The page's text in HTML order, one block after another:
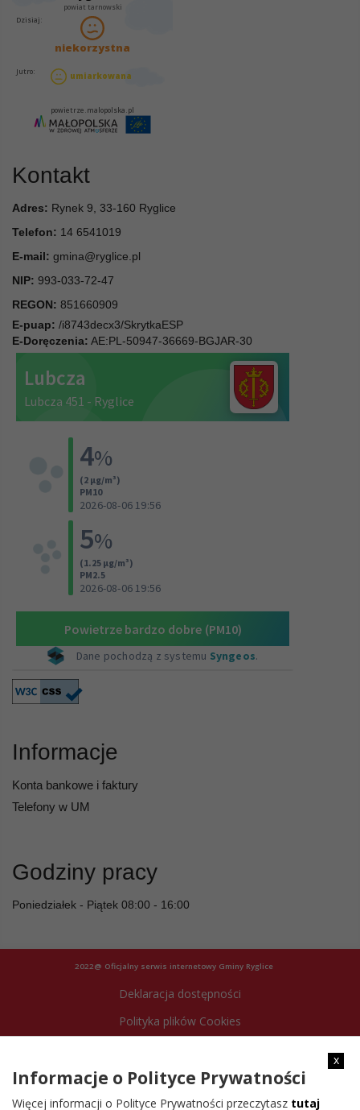
Kontakt
Adres: Rynek 9, 33-160 Ryglice
Telefon: 14 6541019
E-mail: gmina@ryglice.pl
NIP: 993-033-72-47
REGON: 851660909
E-puap: /i8743decx3/SkrytkaESP
E-Doręczenia: AE:PL-50947-36669-BGJAR-30
Informacje
Konta bankowe i faktury
Telefony w UM
Godziny pracy
Poniedziałek - Piątek 08:00 - 16:00
2022@ Oficjalny serwis internetowy Gminy Ryglice
Deklaracja dostępności
Polityka plików Cookies
x
Informacje o Polityce Prywatności
Więcej informacji o Polityce Prywatności przeczytasz tutaj